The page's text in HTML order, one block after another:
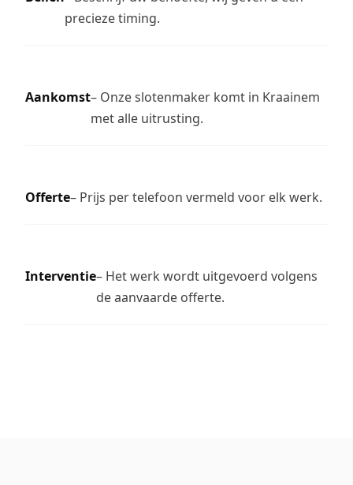
precieze timing.
Aankomst– Onze slotenmaker komt in Kraainem
met alle uitrusting.
Offerte– Prijs per telefoon vermeld voor elk werk.
Interventie– Het werk wordt uitgevoerd volgens
de aanvaarde offerte.